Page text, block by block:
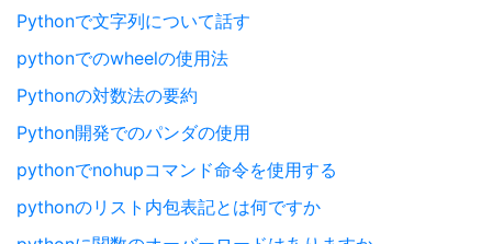
Pythonで文字列について話す
pythonでのwheelの使用法
Pythonの対数法の要約
Python開発でのパンダの使用
pythonでnohupコマンド命令を使用する
pythonのリスト内包表記とは何ですか